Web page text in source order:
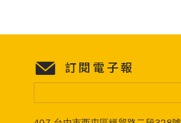
訂閱電子報